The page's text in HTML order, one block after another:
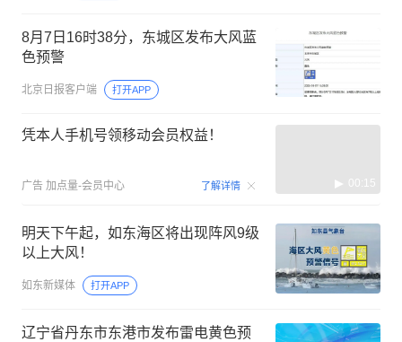
8月7日16时38分，东城区发布大风蓝
色预警
北京日报客户端 打开APP
凭本人手机号领移动会员权益！
广告 加点量-会员中心 了解详情 00:15
明天下午起，如东海区将出现阵风9级
以上大风！
如东新媒体 打开APP
辽宁省丹东市东港市发布雷电黄色预